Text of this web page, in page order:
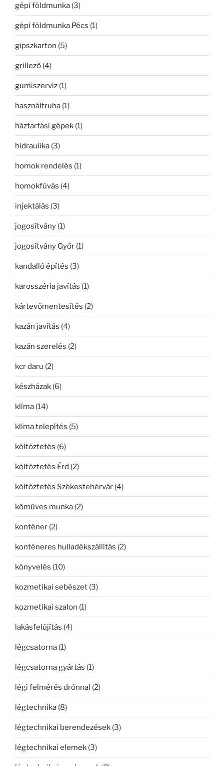
gépi földmunka (3)
gépi földmunka Pécs (1)
gipszkarton (5)
grillező (4)
gumiszerviz (1)
használtruha (1)
háztartási gépek (1)
hidraulika (3)
homok rendelés (1)
homokfúvás (4)
injektálás (3)
jogosítvány (1)
jogosítvány Győr (1)
kandalló építés (3)
karosszéria javítás (1)
kártevőmentesítés (2)
kazán javítás (4)
kazán szerelés (2)
kcr daru (2)
készházak (6)
klíma (14)
klíma telepítés (5)
költöztetés (6)
költöztetés Érd (2)
költöztetés Székesfehérvár (4)
kőműves munka (2)
konténer (2)
konténeres hulladékszállítás (2)
könyvelés (10)
kozmetikai sebészet (3)
kozmetikai szalon (1)
lakásfelújítás (4)
légcsatorna (1)
légcsatorna gyártás (1)
légi felmérés drónnal (2)
légtechnika (8)
légtechnikai berendezések (3)
légtechnikai elemek (3)